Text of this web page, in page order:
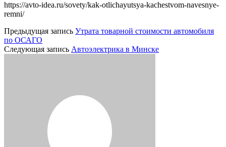
https://avto-idea.ru/sovety/kak-otlichayutsya-kachestvom-navesnye-
remni/
Предыдущая запись Утрата товарной стоимости автомобиля
по ОСАГО
Следующая запись Автоэлектрика в Минске